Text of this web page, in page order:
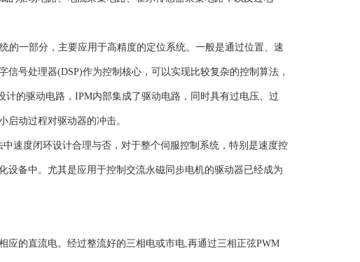
的一部分，主要应用于高精度的定位系统。一般是通过位置、速
号处理器(DSP)作为控制核心，可以实现比较复杂的控制算法，
的驱动电路，IPM内部集成了驱动电路，同时具有过电压、过
启动过程对驱动器的冲击。
速度闭环设计合理与否，对于整个伺服控制系统，特别是速度控
备中。尤其是应用于控制交流永磁同步电机的驱动器已经成为
的直流电。经过整流好的三相电或市电,再通过三相正弦PWM